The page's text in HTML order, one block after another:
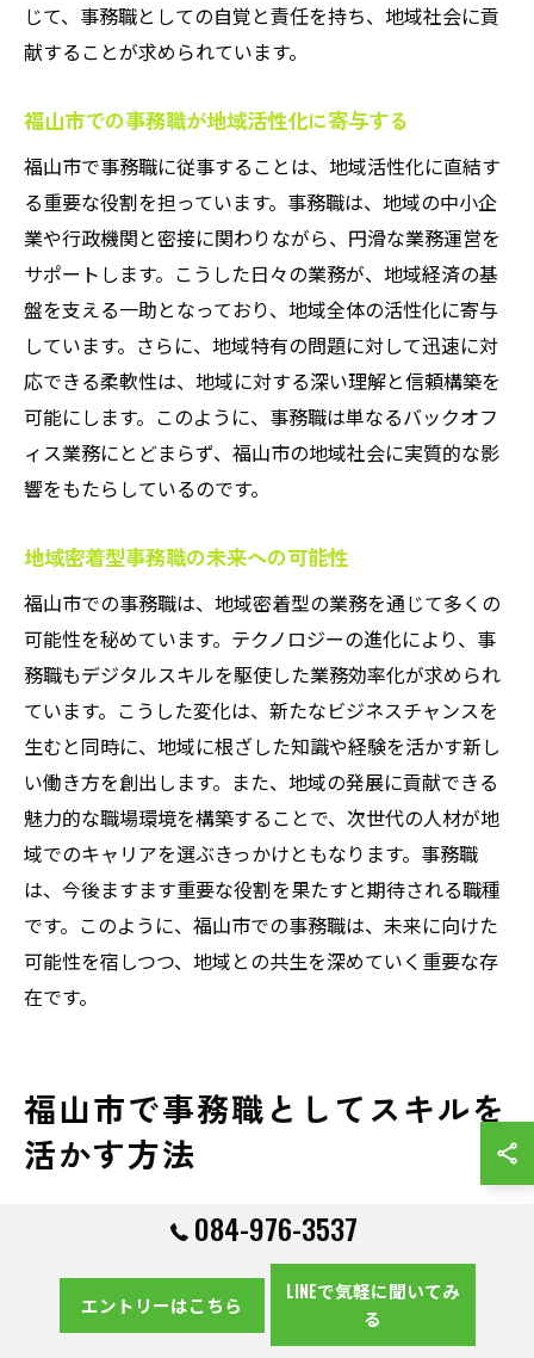
じて、事務職としての自覚と責任を持ち、地域社会に貢
献することが求められています。
福山市での事務職が地域活性化に寄与する
福山市で事務職に従事することは、地域活性化に直結す
る重要な役割を担っています。事務職は、地域の中小企
業や行政機関と密接に関わりながら、円滑な業務運営を
サポートします。こうした日々の業務が、地域経済の基
盤を支える一助となっており、地域全体の活性化に寄与
しています。さらに、地域特有の問題に対して迅速に対
応できる柔軟性は、地域に対する深い理解と信頼構築を
可能にします。このように、事務職は単なるバックオフ
ィス業務にとどまらず、福山市の地域社会に実質的な影
響をもたらしているのです。
地域密着型事務職の未来への可能性
福山市での事務職は、地域密着型の業務を通じて多くの
可能性を秘めています。テクノロジーの進化により、事
務職もデジタルスキルを駆使した業務効率化が求められ
ています。こうした変化は、新たなビジネスチャンスを
生むと同時に、地域に根ざした知識や経験を活かす新し
い働き方を創出します。また、地域の発展に貢献できる
魅力的な職場環境を構築することで、次世代の人材が地
域でのキャリアを選ぶきっかけともなります。事務職
は、今後ますます重要な役割を果たすと期待される職種
です。このように、福山市での事務職は、未来に向けた
可能性を宿しつつ、地域との共生を深めていく重要な存
在です。
福山市で事務職としてスキルを
活かす方法
福山市での事務職が要求するスキル
福山市での事務職は、地域の特性を活かした柔軟なスキ
ルセットが求められます。基本的なオフィスソフトの操
作能力はもちろんのこと、地域の企業や住民との円滑な
084-976-3537
エントリーはこちら
LINEで気軽に聞いてみ
る